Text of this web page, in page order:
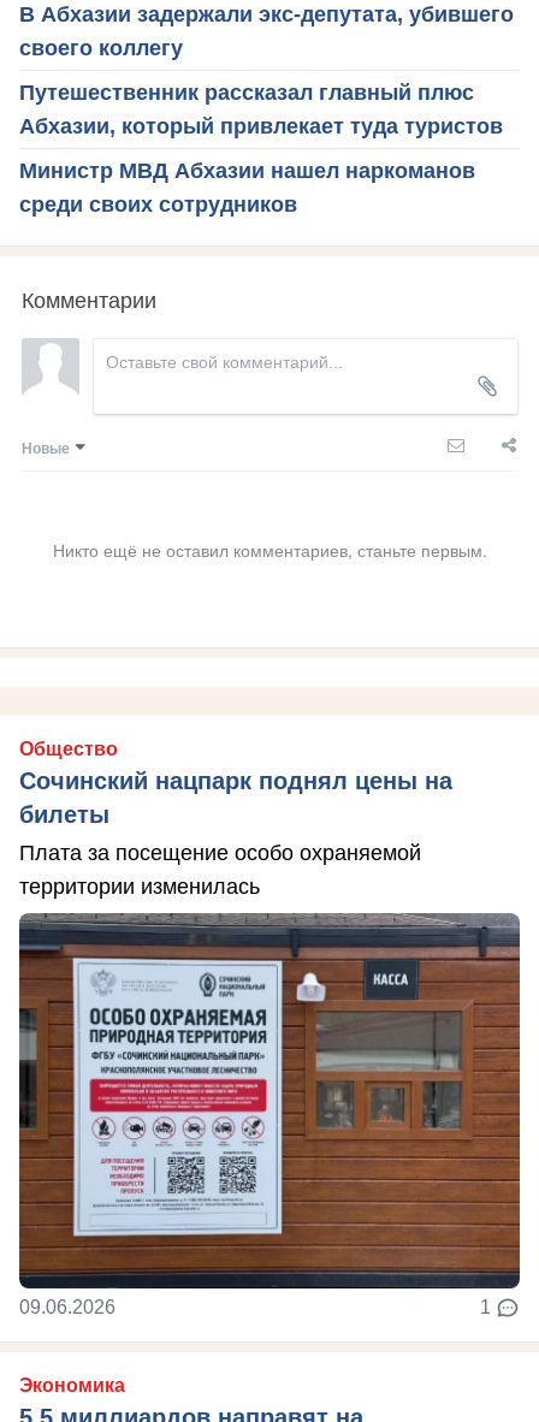
В Абхазии задержали экс-депутата, убившего
своего коллегу
Путешественник рассказал главный плюс
Абхазии, который привлекает туда туристов
Министр МВД Абхазии нашел наркоманов
среди своих сотрудников
Комментарии
Новые
Никто ещё не оставил комментариев, станьте первым.
Общество
Сочинский нацпарк поднял цены на
билеты
Плата за посещение особо охраняемой
территории изменилась
09.06.2026 1
Экономика